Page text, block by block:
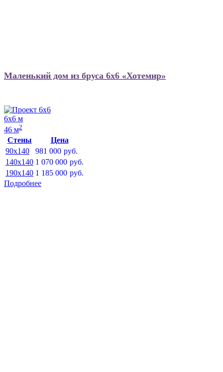
Маленький дом из бруса 6х6 «Хотемир»
6х6 м
46 м2
Стены
Цена
90x140
981 000 руб.
140x140 1 070 000 руб.
190x140 1 185 000 руб.
Подробнее